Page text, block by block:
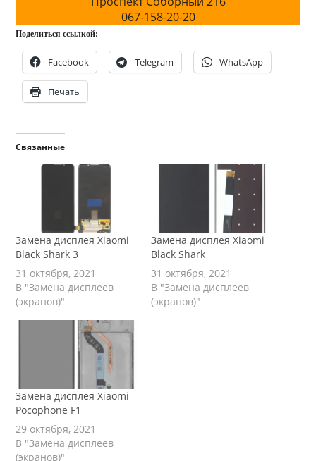
067-158-20-20
Поделиться ссылкой:
Facebook Telegram WhatsApp
Печать
Связанные
Замена дисплея Xiaomi
Black Shark 3
31 октября, 2021
В "Замена дисплеев
(экранов)"
Замена дисплея Xiaomi
Black Shark
31 октября, 2021
В "Замена дисплеев
(экранов)"
Замена дисплея Xiaomi
Pocophone F1
29 октября, 2021
В "Замена дисплеев
(экранов)"